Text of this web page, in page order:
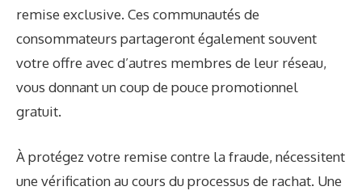
remise exclusive. Ces communautés de
consommateurs partageront également souvent
votre offre avec d’autres membres de leur réseau,
vous donnant un coup de pouce promotionnel
gratuit.
Àprotégez votre remise contre la fraude, nécessitent
une vérification au cours du processus de rachat. Une